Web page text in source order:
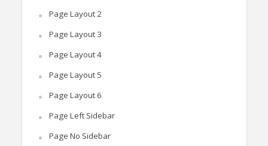
Page Layout 2
Page Layout 3
Page Layout 4
Page Layout 5
Page Layout 6
Page Left Sidebar
Page No Sidebar